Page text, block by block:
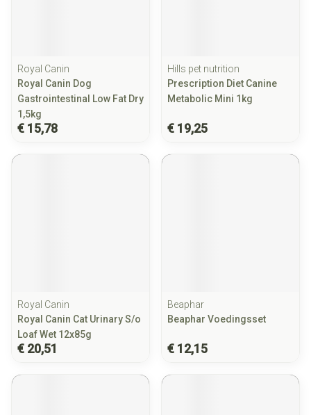
Royal Canin
Royal Canin Dog
Gastrointestinal Low Fat Dry
1,5kg
€ 15,78
Hills pet nutrition
Prescription Diet Canine
Metabolic Mini 1kg
€ 19,25
Royal Canin
Royal Canin Cat Urinary S/o
Loaf Wet 12x85g
€ 20,51
Beaphar
Beaphar Voedingsset
€ 12,15